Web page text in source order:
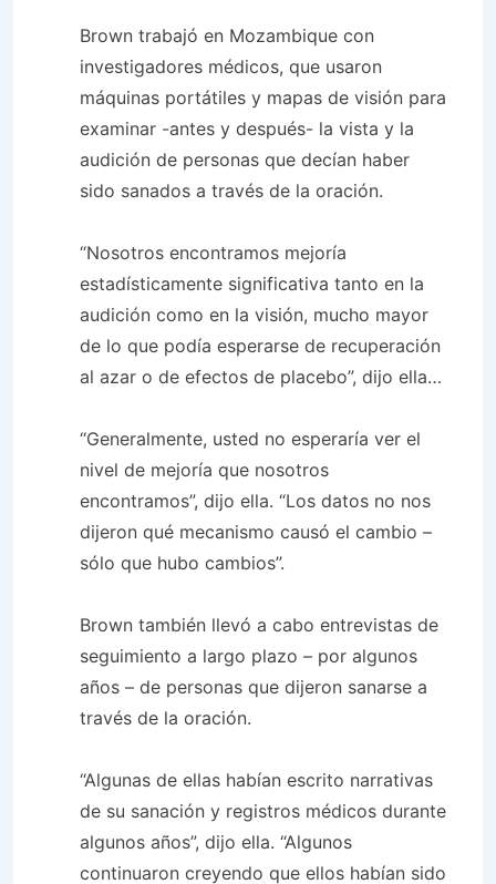
Brown trabajó en Mozambique con
investigadores médicos, que usaron
máquinas portátiles y mapas de visión para
examinar -antes y después- la vista y la
audición de personas que decían haber
sido sanados a través de la oración.
“Nosotros encontramos mejoría
estadísticamente significativa tanto en la
audición como en la visión, mucho mayor
de lo que podía esperarse de recuperación
al azar o de efectos de placebo”, dijo ella…
“Generalmente, usted no esperaría ver el
nivel de mejoría que nosotros
encontramos”, dijo ella. “Los datos no nos
dijeron qué mecanismo causó el cambio –
sólo que hubo cambios”.
Brown también llevó a cabo entrevistas de
seguimiento a largo plazo – por algunos
años – de personas que dijeron sanarse a
través de la oración.
“Algunas de ellas habían escrito narrativas
de su sanación y registros médicos durante
algunos años”, dijo ella. “Algunos
continuaron creyendo que ellos habían sido